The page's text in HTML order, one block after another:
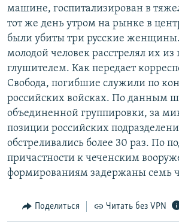
Все сайты РСЕ/РС
машине, госпитализирован в
тот же день утром на рынке в
были убиты три русские
молодой человек расстрелял их из
глушителем. Как передает
Свобода, погибшие служили по
российских войсках. По данным
объединенной группировки, за
позиции российских
обстреливались более 30 раз. По
причастности к чеченским
формированиям задержаны семь
Поделиться Читать без VPN